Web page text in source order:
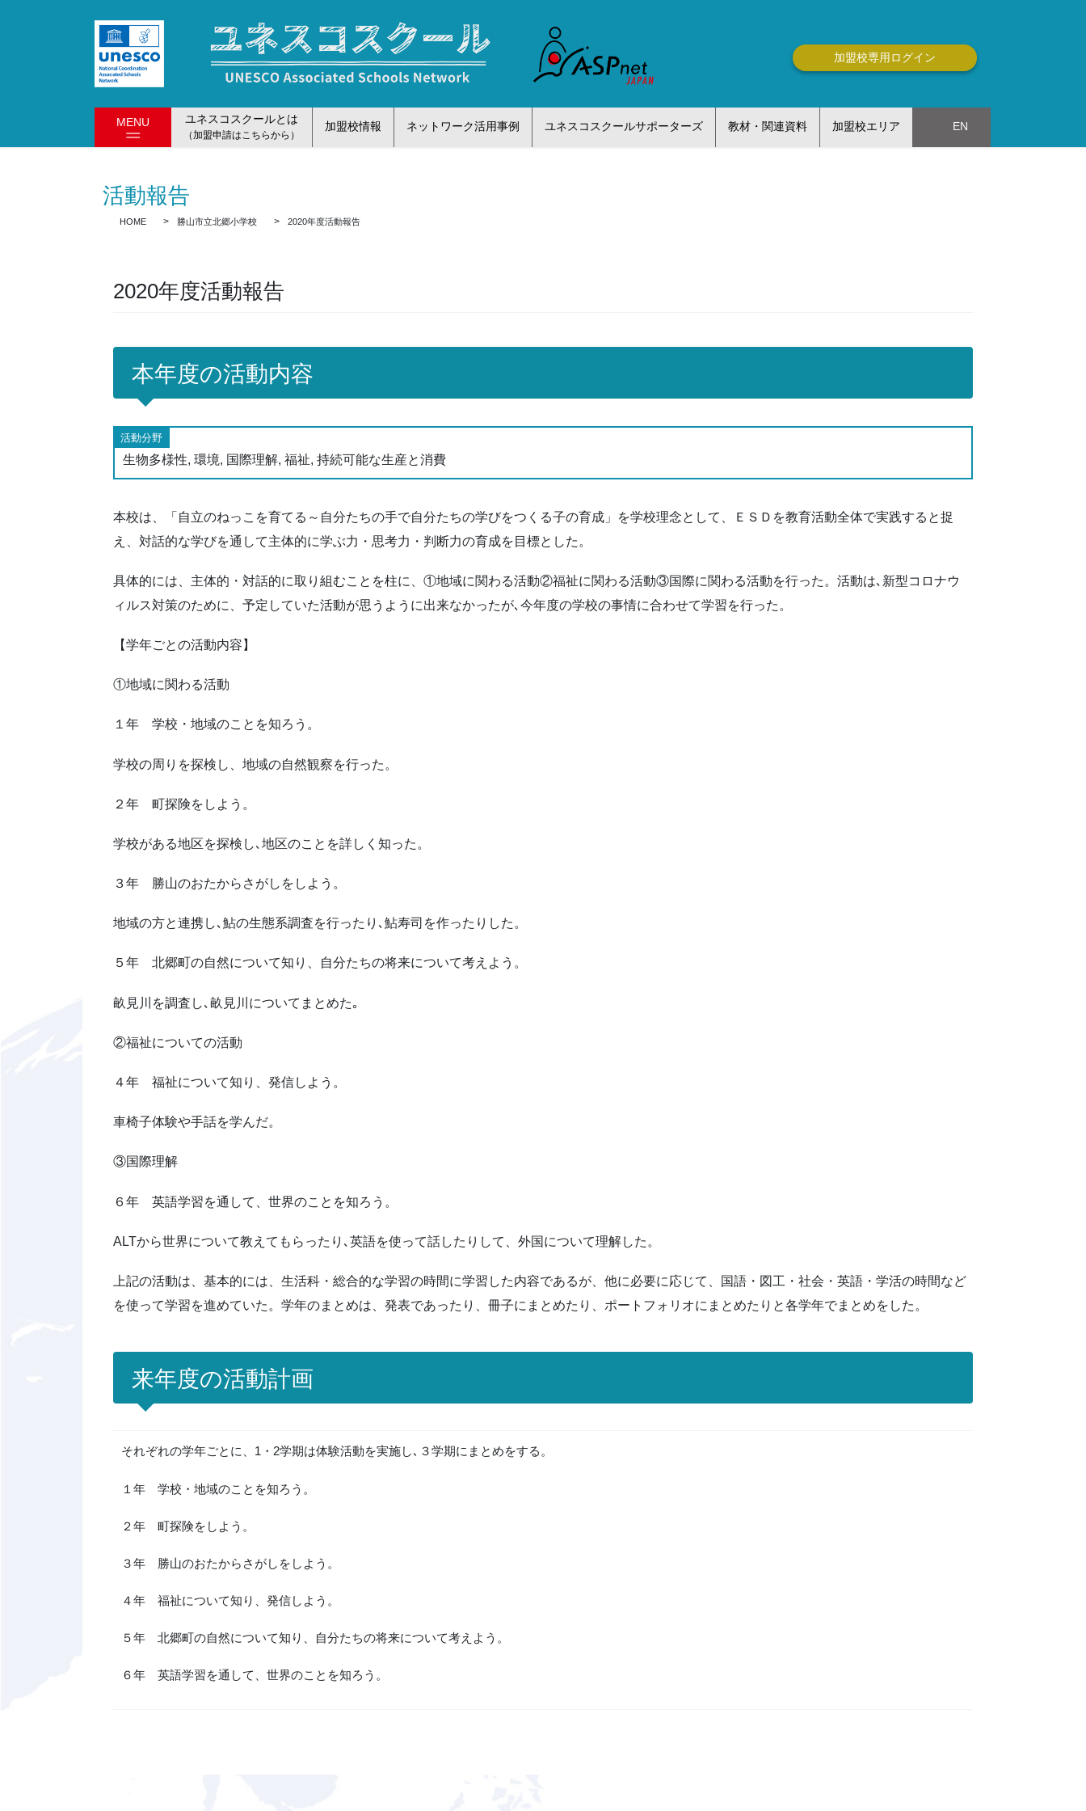
動
に
加盟校専用ログイン
MENU ユネスコスクールとは
（加盟申請はこちらから）
加盟校情報 ネットワーク活用事例 ユネスコスクールサポーターズ 教材・関連資料 加盟校エリア EN
活動報告
HOME 勝山市立北郷小学校 2020年度活動報告
2020年度活動報告
本年度の活動内容
活動分野
生物多様性, 環境, 国際理解, 福祉, 持続可能な生産と消費
本校は、「自立のねっこを育てる～自分たちの手で自分たちの学びをつくる子の育成」を学校理念として、ＥＳＤを教育活動全体で実践すると捉
え、対話的な学びを通して主体的に学ぶ力・思考力・判断力の育成を目標とした。
具体的には、主体的・対話的に取り組むことを柱に、①地域に関わる活動②福祉に関わる活動③国際に関わる活動を行った。活動は､新型コロナウ
ィルス対策のために、予定していた活動が思うように出来なかったが､今年度の学校の事情に合わせて学習を行った。
【学年ごとの活動内容】
①地域に関わる活動
１年 学校・地域のことを知ろう。
学校の周りを探検し、地域の自然観察を行った。
２年 町探険をしよう。
学校がある地区を探検し､地区のことを詳しく知った。
３年 勝山のおたからさがしをしよう。
地域の方と連携し､鮎の生態系調査を行ったり､鮎寿司を作ったりした。
５年 北郷町の自然について知り、自分たちの将来について考えよう。
畝見川を調査し､畝見川についてまとめた｡
②福祉についての活動
４年 福祉について知り、発信しよう。
車椅子体験や手話を学んだ。
③国際理解
６年 英語学習を通して、世界のことを知ろう。
ALTから世界について教えてもらったり､英語を使って話したりして、外国について理解した。
上記の活動は、基本的には、生活科・総合的な学習の時間に学習した内容であるが、他に必要に応じて、国語・図工・社会・英語・学活の時間など
を使って学習を進めていた。学年のまとめは、発表であったり、冊子にまとめたり、ポートフォリオにまとめたりと各学年でまとめをした。
来年度の活動計画
それぞれの学年ごとに、1・2学期は体験活動を実施し､３学期にまとめをする。
１年 学校・地域のことを知ろう。
２年 町探険をしよう。
３年 勝山のおたからさがしをしよう。
４年 福祉について知り、発信しよう。
５年 北郷町の自然について知り、自分たちの将来について考えよう。
６年 英語学習を通して、世界のことを知ろう。